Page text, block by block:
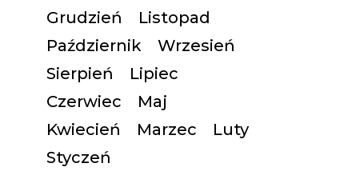
Grudzień
Listopad
Październik
Wrzesień
Sierpień
Lipiec
Czerwiec
Maj
Kwiecień
Marzec
Luty
Styczeń